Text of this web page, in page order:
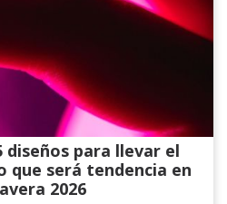
diseños para llevar el
que será tendencia en
2026